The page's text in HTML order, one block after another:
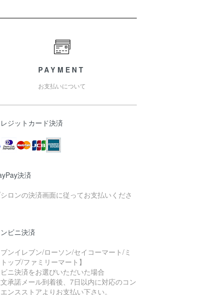
PAYMENT
お支払いについて
ジットカード決済
決済
ロンの決済画面に従ってお支払いくださ
ビニ決済
ブンイレブン/ローソン/セイコーマート/ミ
ップ/ファミリーマート】
ニ決済をお選びいただいた場合
承諾メール到着後、7日以内に対応のコン
ンスストアよりお支払い下さい。